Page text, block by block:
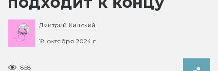
Дмитрий Кинский
18 октября 2024 г.
858